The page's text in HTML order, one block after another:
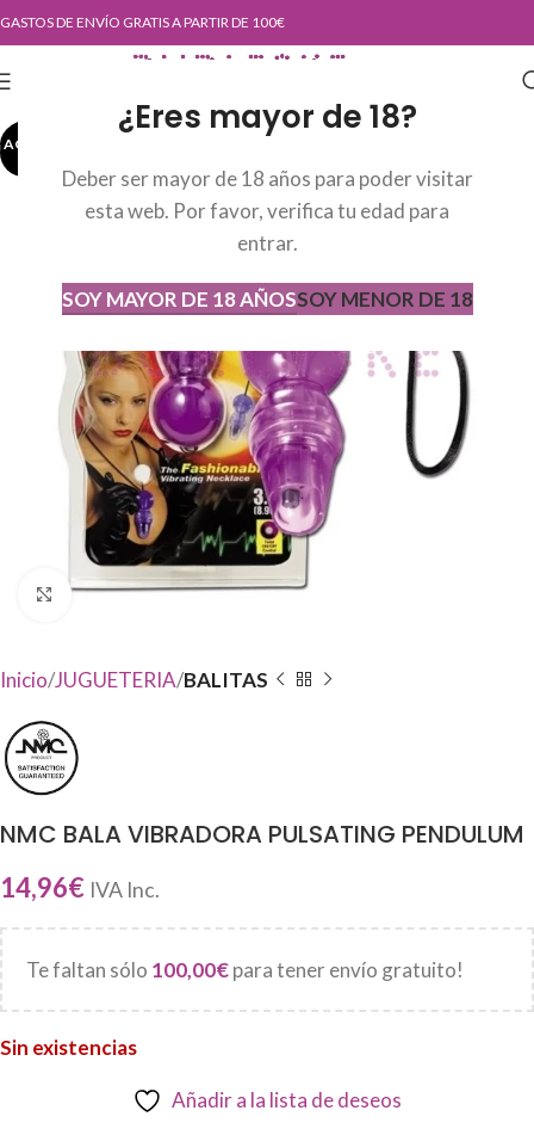
¿Eres mayor de 18?
Deber ser mayor de 18 años para poder visitar
esta web. Por favor, verifica tu edad para
entrar.
SOY MAYOR DE 18 AÑOSSOY MENOR DE 18
GASTOS DE ENVÍO GRATIS A PARTIR DE 100€
AGOT
Haga Click para agrandar
AGOTADO
Inicio JUGUETERIA BALITAS
NMC BALA VIBRADORA PULSATING PENDULUM
14,96€ IVA Inc.
Te faltan sólo 100,00€para tener envío gratuito!
Sin existencias
Añadir a la lista de deseos